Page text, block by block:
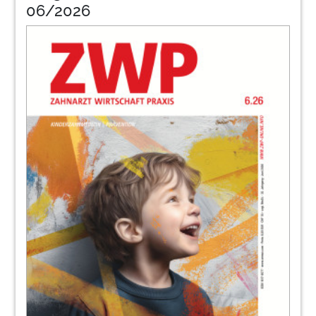
Anna Stenger, LL.M., Richard Mantel
Dipl.-Wirtsch.-Ing. Eyk Nowak
Kulzer GmbH
38
Haftung bei Implantation ohne
Schablone?
Dr. Susanna Zentai
39Dentsply Sirona - The Dental Solutions
Company™
40Wichtige Erkenntnis: Honorar ist nur
teilweise abgedeckt
Gabi Schäfer
41Acteon Germany GmbH
06/2026